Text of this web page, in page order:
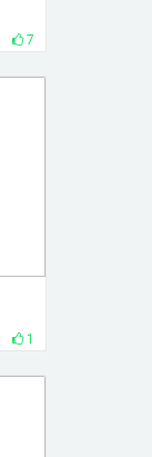
7
1